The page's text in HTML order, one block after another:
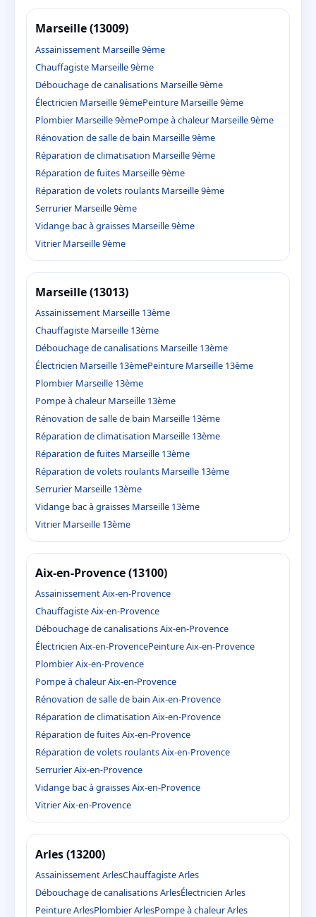
Marseille (13009)
Assainissement Marseille 9ème
Chauffagiste Marseille 9ème
Débouchage de canalisations Marseille 9ème
Électricien Marseille 9èmePeinture Marseille 9ème
Plombier Marseille 9èmePompe à chaleur Marseille 9ème
Rénovation de salle de bain Marseille 9ème
Réparation de climatisation Marseille 9ème
Réparation de fuites Marseille 9ème
Réparation de volets roulants Marseille 9ème
Serrurier Marseille 9ème
Vidange bac à graisses Marseille 9ème
Vitrier Marseille 9ème
Marseille (13013)
Assainissement Marseille 13ème
Chauffagiste Marseille 13ème
Débouchage de canalisations Marseille 13ème
Électricien Marseille 13èmePeinture Marseille 13ème
Plombier Marseille 13ème
Pompe à chaleur Marseille 13ème
Rénovation de salle de bain Marseille 13ème
Réparation de climatisation Marseille 13ème
Réparation de fuites Marseille 13ème
Réparation de volets roulants Marseille 13ème
Serrurier Marseille 13ème
Vidange bac à graisses Marseille 13ème
Vitrier Marseille 13ème
Aix-en-Provence (13100)
Assainissement Aix-en-Provence
Chauffagiste Aix-en-Provence
Débouchage de canalisations Aix-en-Provence
Électricien Aix-en-ProvencePeinture Aix-en-Provence
Plombier Aix-en-Provence
Pompe à chaleur Aix-en-Provence
Rénovation de salle de bain Aix-en-Provence
Réparation de climatisation Aix-en-Provence
Réparation de fuites Aix-en-Provence
Réparation de volets roulants Aix-en-Provence
Serrurier Aix-en-Provence
Vidange bac à graisses Aix-en-Provence
Vitrier Aix-en-Provence
Arles (13200)
Assainissement ArlesChauffagiste Arles
Débouchage de canalisations ArlesÉlectricien Arles
Peinture ArlesPlombier ArlesPompe à chaleur Arles